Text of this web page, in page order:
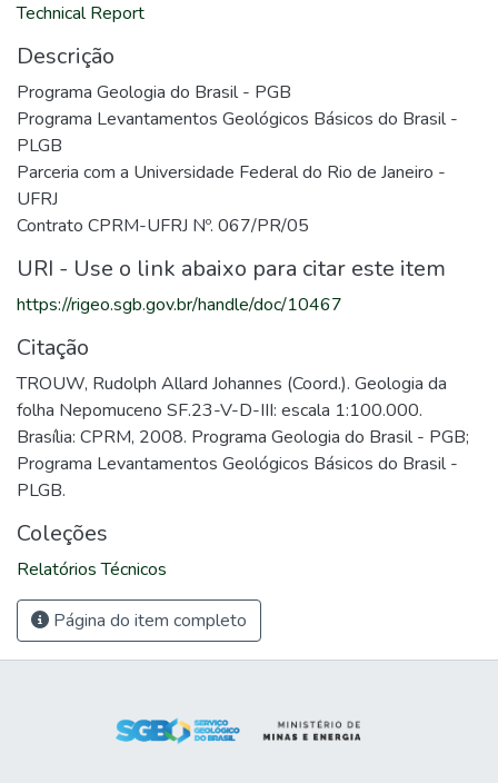
Technical Report
Descrição
Programa Geologia do Brasil - PGB
Programa Levantamentos Geológicos Básicos do Brasil -
PLGB
Parceria com a Universidade Federal do Rio de Janeiro -
UFRJ
Contrato CPRM-UFRJ Nº. 067/PR/05
URI - Use o link abaixo para citar este item
https://rigeo.sgb.gov.br/handle/doc/10467
Citação
TROUW, Rudolph Allard Johannes (Coord.). Geologia da
folha Nepomuceno SF.23-V-D-III: escala 1:100.000.
Brasília: CPRM, 2008. Programa Geologia do Brasil - PGB;
Programa Levantamentos Geológicos Básicos do Brasil -
PLGB.
Coleções
Relatórios Técnicos
Página do item completo